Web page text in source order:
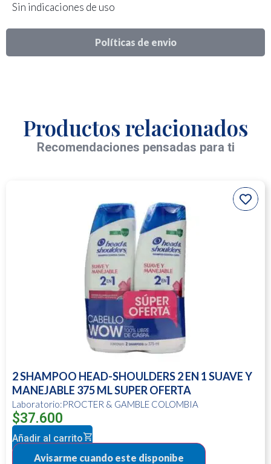
Políticas de envio
Sin indicaciones de uso
Productos relacionados
Recomendaciones pensadas para ti
2 SHAMPOO HEAD-SHOULDERS 2 EN 1 SUAVE Y
MANEJABLE 375 ML SUPER OFERTA
Laboratorio:PROCTER & GAMBLE COLOMBIA
$37.600
Añadir al carrito